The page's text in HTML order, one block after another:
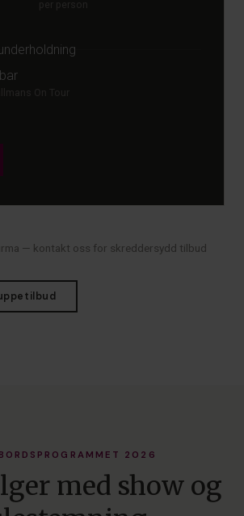
— kontakt oss for skreddersydd tilbud
2026
med show og